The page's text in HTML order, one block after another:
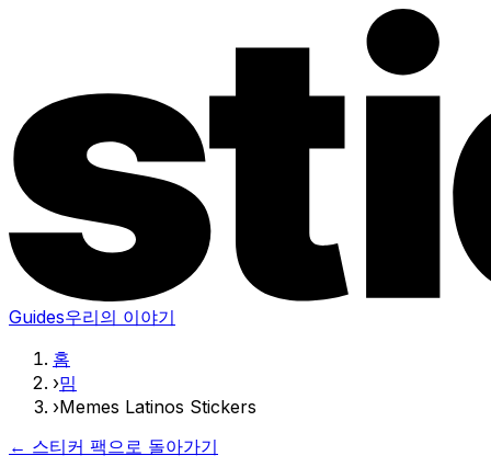
Guides우리의 이야기
홈
›밈
›Memes Latinos Stickers
← 스티커 팩으로 돌아가기